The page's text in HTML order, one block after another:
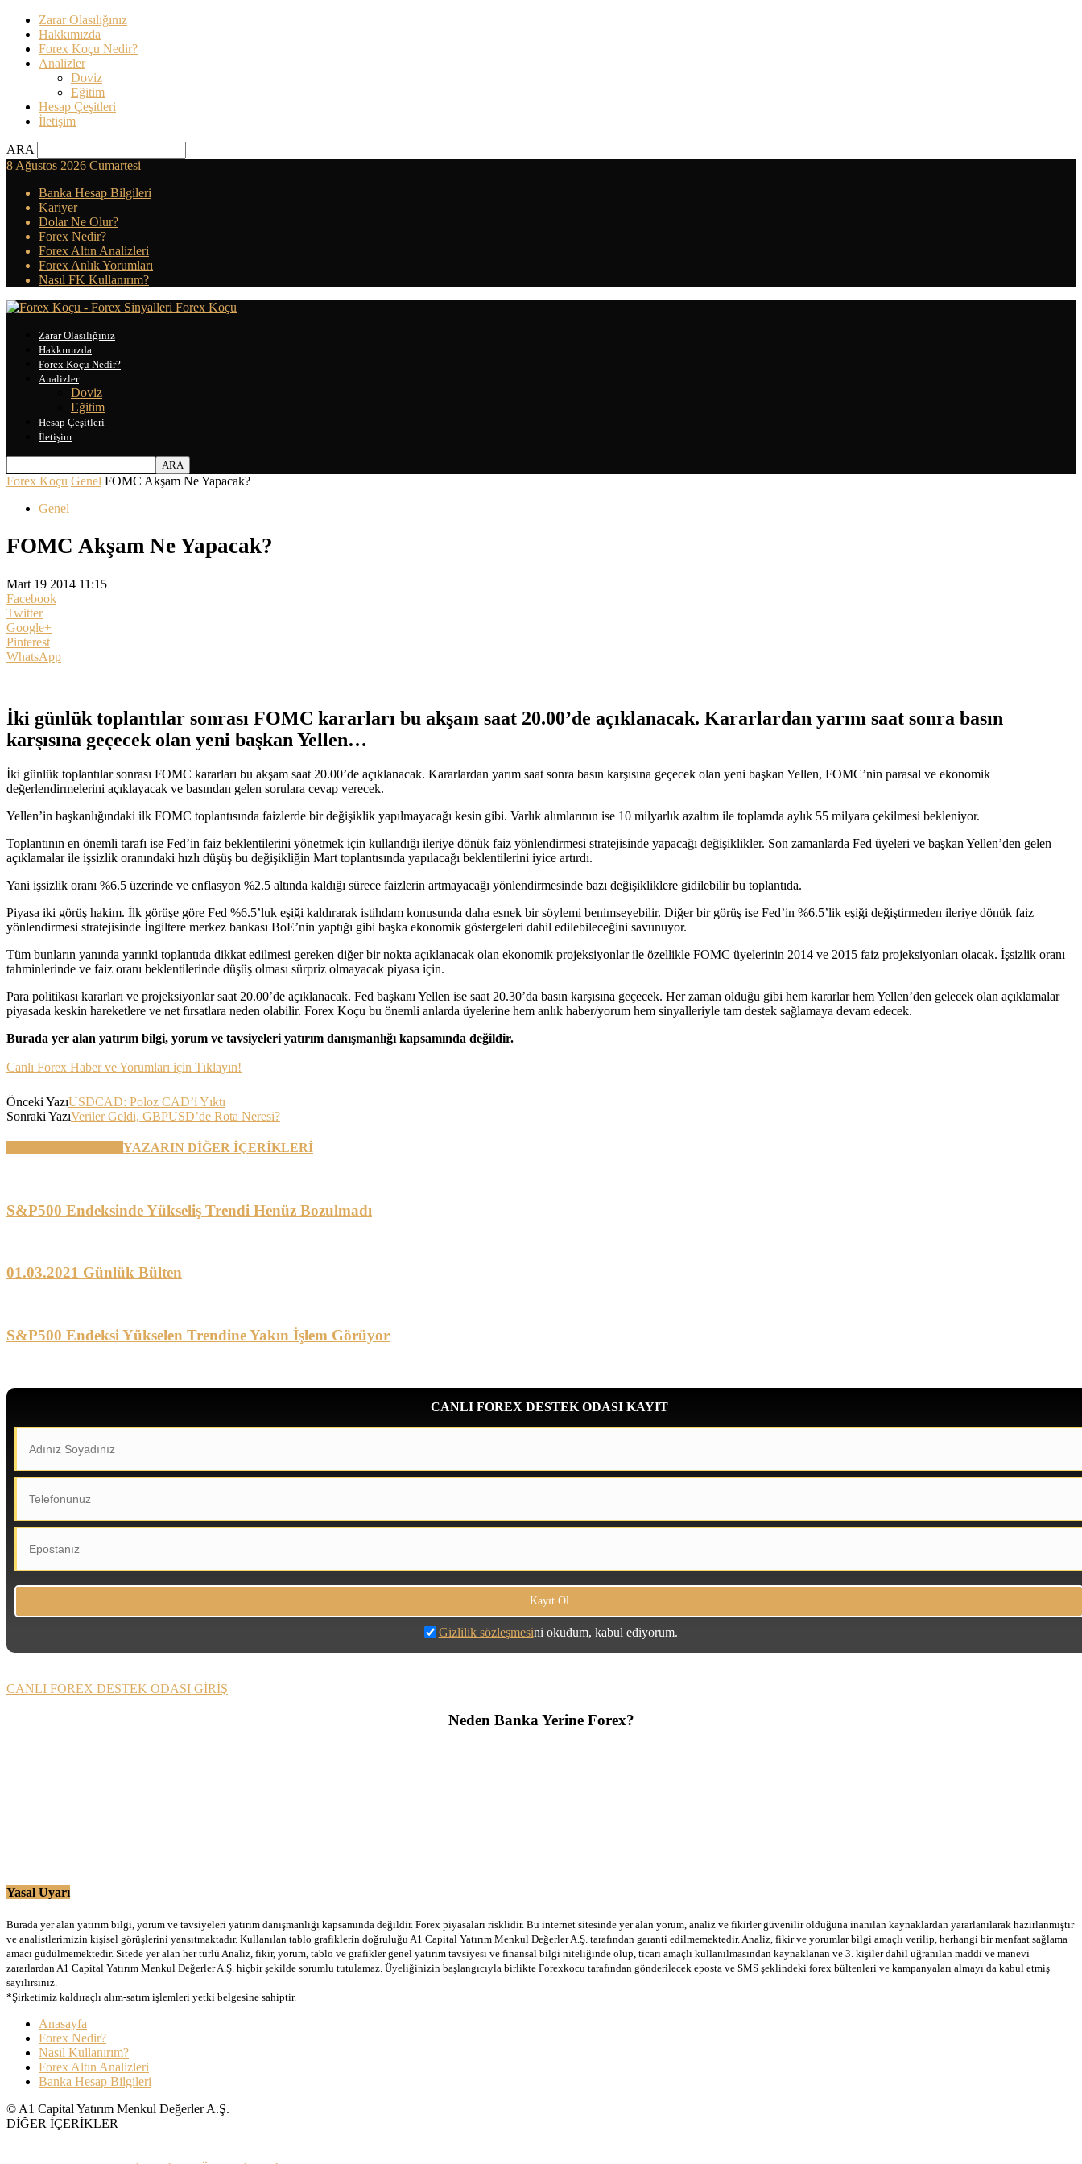
Zarar Olasılığınız
Hakkımızda
Forex Koçu Nedir?
Analizler
Doviz
Eğitim
Hesap Çeşitleri
İletişim
ARA
8 Ağustos 2026 Cumartesi
Banka Hesap Bilgileri
Kariyer
Dolar Ne Olur?
Forex Nedir?
Forex Altın Analizleri
Forex Anlık Yorumları
Nasıl FK Kullanırım?
Forex Koçu
Zarar Olasılığınız
Hakkımızda
Forex Koçu Nedir?
Analizler
Doviz
Eğitim
Hesap Çeşitleri
İletişim
Forex Koçu Genel FOMC Akşam Ne Yapacak?
Genel
FOMC Akşam Ne Yapacak?
Mart 19 2014 11:15
Facebook
Twitter
Google+
Pinterest
WhatsApp
İki günlük toplantılar sonrası FOMC kararları bu akşam saat 20.00’de açıklanacak. Kararlardan yarım saat sonra basın
karşısına geçecek olan yeni başkan Yellen…
İki günlük toplantılar sonrası FOMC kararları bu akşam saat 20.00’de açıklanacak. Kararlardan yarım saat sonra basın karşısına geçecek olan yeni başkan Yellen, FOMC’nin parasal ve ekonomik
değerlendirmelerini açıklayacak ve basından gelen sorulara cevap verecek.
Yellen’in başkanlığındaki ilk FOMC toplantısında faizlerde bir değişiklik yapılmayacağı kesin gibi. Varlık alımlarının ise 10 milyarlık azaltım ile toplamda aylık 55 milyara çekilmesi bekleniyor.
Toplantının en önemli tarafı ise Fed’in faiz beklentilerini yönetmek için kullandığı ileriye dönük faiz yönlendirmesi stratejisinde yapacağı değişiklikler. Son zamanlarda Fed üyeleri ve başkan Yellen’den gelen
açıklamalar ile işsizlik oranındaki hızlı düşüş bu değişikliğin Mart toplantısında yapılacağı beklentilerini iyice artırdı.
Yani işsizlik oranı %6.5 üzerinde ve enflasyon %2.5 altında kaldığı sürece faizlerin artmayacağı yönlendirmesinde bazı değişikliklere gidilebilir bu toplantıda.
Piyasa iki görüş hakim. İlk görüşe göre Fed %6.5’luk eşiği kaldırarak istihdam konusunda daha esnek bir söylemi benimseyebilir. Diğer bir görüş ise Fed’in %6.5’lik eşiği değiştirmeden ileriye dönük faiz
yönlendirmesi stratejisinde İngiltere merkez bankası BoE’nin yaptığı gibi başka ekonomik göstergeleri dahil edilebileceğini savunuyor.
Tüm bunların yanında yarınki toplantıda dikkat edilmesi gereken diğer bir nokta açıklanacak olan ekonomik projeksiyonlar ile özellikle FOMC üyelerinin 2014 ve 2015 faiz projeksiyonları olacak. İşsizlik oranı
tahminlerinde ve faiz oranı beklentilerinde düşüş olması sürpriz olmayacak piyasa için.
Para politikası kararları ve projeksiyonlar saat 20.00’de açıklanacak. Fed başkanı Yellen ise saat 20.30’da basın karşısına geçecek. Her zaman olduğu gibi hem kararlar hem Yellen’den gelecek olan açıklamalar
piyasada keskin hareketlere ve net fırsatlara neden olabilir. Forex Koçu bu önemli anlarda üyelerine hem anlık haber/yorum hem sinyalleriyle tam destek sağlamaya devam edecek.
Burada yer alan yatırım bilgi, yorum ve tavsiyeleri yatırım danışmanlığı kapsamında değildir.
Canlı Forex Haber ve Yorumları için Tıklayın!
Önceki YazıUSDCAD: Poloz CAD’i Yıktı
Sonraki YazıVeriler Geldi, GBPUSD’de Rota Neresi?
YAZARIN DİĞER İÇERİKLERİ
S&P500 Endeksinde Yükseliş Trendi Henüz Bozulmadı
01.03.2021 Günlük Bülten
S&P500 Endeksi Yükselen Trendine Yakın İşlem Görüyor
CANLI FOREX DESTEK ODASI KAYIT
Gizlilik sözleşmesini okudum, kabul ediyorum.
CANLI FOREX DESTEK ODASI GİRİŞ
Neden Banka Yerine Forex?
Yasal Uyarı
Burada yer alan yatırım bilgi, yorum ve tavsiyeleri yatırım danışmanlığı kapsamında değildir. Forex piyasaları risklidir. Bu internet sitesinde yer alan yorum, analiz ve fikirler güvenilir olduğuna inanılan kaynaklardan yararlanılarak hazırlanmıştır
ve analistlerimizin kişisel görüşlerini yansıtmaktadır. Kullanılan tablo grafiklerin doğruluğu A1 Capital Yatırım Menkul Değerler A.Ş. tarafından garanti edilmemektedir. Analiz, fikir ve yorumlar bilgi amaçlı verilip, herhangi bir menfaat sağlama
amacı güdülmemektedir. Sitede yer alan her türlü Analiz, fikir, yorum, tablo ve grafikler genel yatırım tavsiyesi ve finansal bilgi niteliğinde olup, ticari amaçlı kullanılmasından kaynaklanan ve 3. kişiler dahil uğranılan maddi ve manevi
zararlardan A1 Capital Yatırım Menkul Değerler A.Ş. hiçbir şekilde sorumlu tutulamaz. Üyeliğinizin başlangıcıyla birlikte Forexkocu tarafından gönderilecek eposta ve SMS şeklindeki forex bültenleri ve kampanyaları almayı da kabul etmiş
sayılırsınız.
*Şirketimiz kaldıraçlı alım-satım işlemleri yetki belgesine sahiptir.
Anasayfa
Forex Nedir?
Nasıl Kullanırım?
Forex Altın Analizleri
Banka Hesap Bilgileri
© A1 Capital Yatırım Menkul Değerler A.Ş.
DİĞER İÇERİKLER